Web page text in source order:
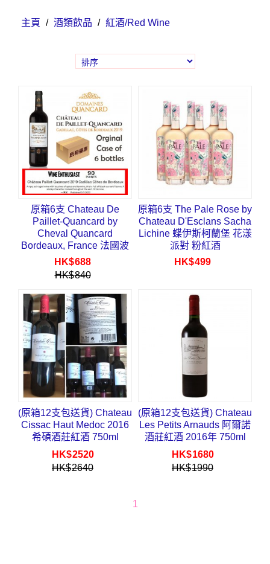
主頁 / 酒類飲品 / 紅酒/Red Wine
原箱6支 Chateau De
Paillet-Quancard by
Cheval Quancard
Bordeaux, France 法國波
爾多 帕耶 2019
HK$688
HK$840
原箱6支 The Pale Rose by
Chateau D'Esclans Sacha
Lichine 蝶伊斯柯蘭堡 花漾
派對 粉紅酒
HK$499
(原箱12支包送貨) Chateau
Cissac Haut Medoc 2016
希碩酒莊紅酒 750ml
HK$2520
HK$2640
(原箱12支包送貨) Chateau
Les Petits Arnauds 阿爾諾
酒莊紅酒 2016年 750ml
HK$1680
HK$1990
1